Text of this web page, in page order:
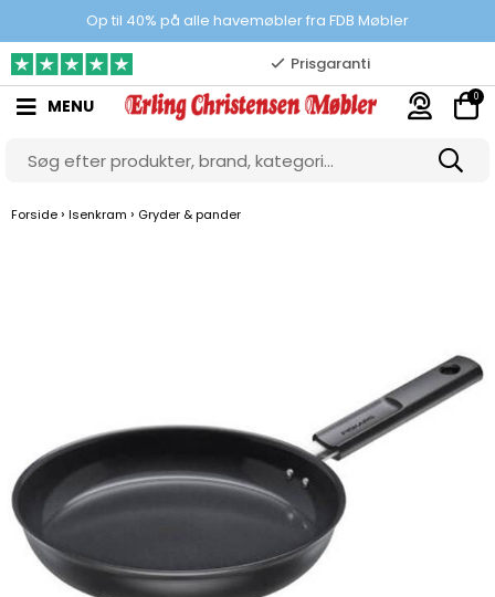
Op til 40% på alle havemøbler fra FDB Møbler
100% danskejet webshop
Prisgaranti
10.000 m2 showroom
Gratis & gode parkeringsforhold
MENU 0
Forside › Isenkram › Gryder & pander